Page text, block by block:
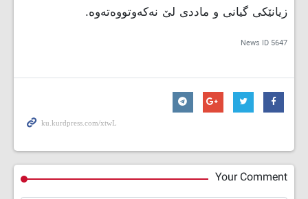
زیانێکی گیانی و ماددی لێ نەکەوتووەتەوە.
News ID 5647
Your Comment